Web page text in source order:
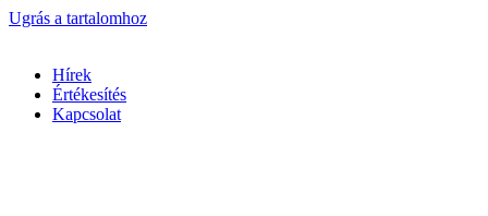
Ugrás a tartalomhoz
Hírek
Értékesítés
Kapcsolat